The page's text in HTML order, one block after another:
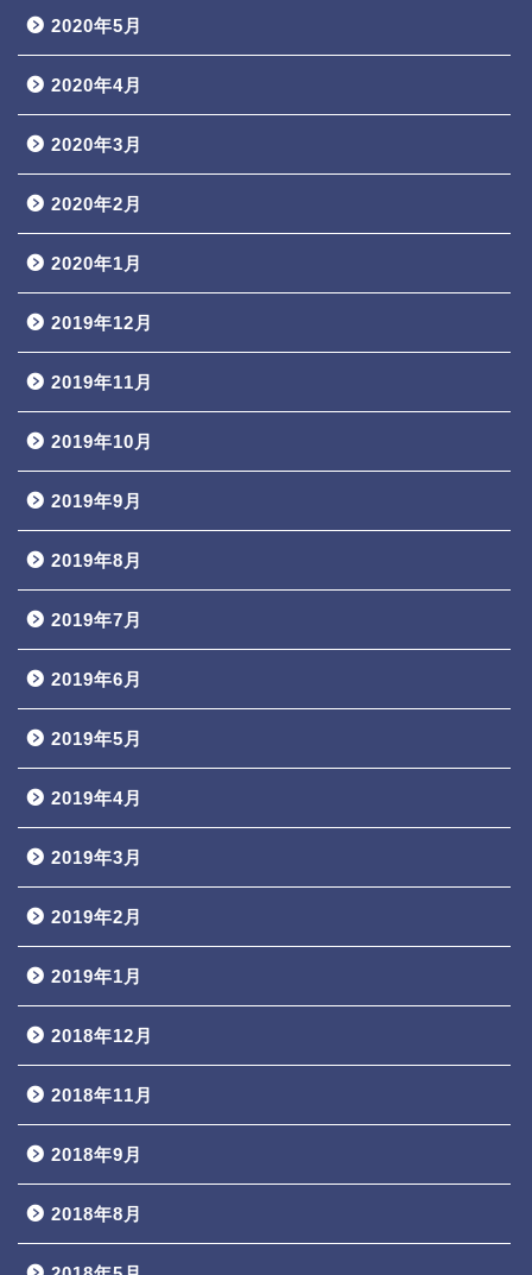
2020年5月
2020年4月
2020年3月
2020年2月
2020年1月
2019年12月
2019年11月
2019年10月
2019年9月
2019年8月
2019年7月
2019年6月
2019年5月
2019年4月
2019年3月
2019年2月
2019年1月
2018年12月
2018年11月
2018年9月
2018年8月